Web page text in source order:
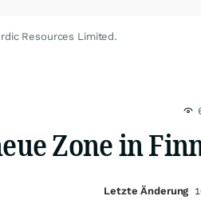
Resources Limited.
Zone in
Letzte Änderung